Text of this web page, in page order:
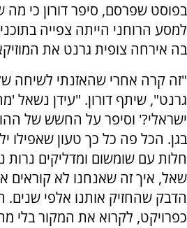
בפוסט שפרסם, סיפר דורון כי מה
למסע הרוחני הייתה צפייה
בה אירחה צופית גרנט את
"זה קרה אחרי שהאזנתי לשיחה של
גרנט", שיתף דורון. "עידן נשאל
ישראלי?' וסיפר על החשש של
חלות עם שומשום ומדליקים נרות
שאל, איך זה שאנחנו לא
הדבק שהחזיק אותנו אלפי
כפרויקט, לקרוא את המקור בלי